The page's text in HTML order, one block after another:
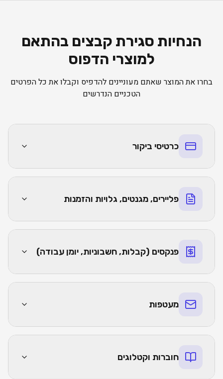
הנחיות סגירת קבצים בהתאם
למוצרי הדפוס
בחרו את המוצר שאתם מעוניינים להדפיס וקבלו את כל הפרטים
הטכניים הנדרשים
כרטיסי ביקור
פליירים, מגנטים, גלויות והזמנות
פנקסים (קבלות, חשבוניות, יומן עבודה)
מעטפות
חוברות וקטלוגים